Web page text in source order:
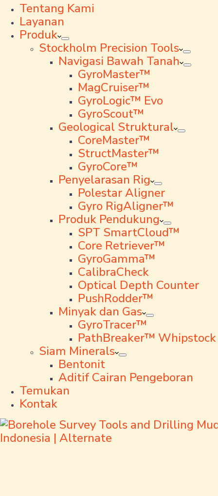
Tentang Kami
Layanan
Produk
Stockholm Precision Tools
Navigasi Bawah Tanah
GyroMaster™
MagCruiser™
GyroLogic™ Evo
GyroScout™
Geological Struktural
CoreMaster™
StructMaster™
GyroCore™
Penyelarasan Rig
Polestar Aligner
Gyro RigAligner™
Produk Pendukung
SPT SmartCloud™
Core Retriever™
GyroGamma™
CalibraCheck
Optical Depth Counter
PushRodder™
Minyak dan Gas
GyroTracer™
PathBreaker™ Whipstock
Siam Minerals
Bentonit
Aditif Cairan Pengeboran
Temukan
Kontak